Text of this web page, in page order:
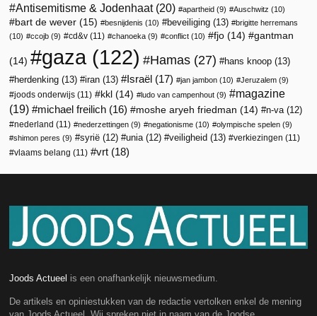
Antisemitisme & Jodenhaat(20) apartheid (9) Auschwitz (10)
bart de wever (15) besnijdenis (10) beveiliging (13)
brigitte herremans
(10)
ccojb (9) cd&v (11) chanoeka (9) conflict (10) fjo (14) gantman
(14) gaza(122) Hamas (27) hans knoop (13)
herdenking (13) iran (13) Israël (17) jan jambon (10) Jeruzalem (9)
joods onderwijs (11) kkl (14) ludo van campenhout (9)
magazine
(19)
michael freilich (16) moshe aryeh friedman (14) n-va(12)
nederland (11) nederzettingen (9) negationisme (10) olympische spelen (9)
shimon peres (9) syrië (12) unia(12) veiligheid (13) verkiezingen (11)
vlaams belang (11) vrt (18)
Joods Actueel is een onafhankelijk nieuwsmedium.
De artikels en opiniestukken van de redactie vertolken enkel de mening